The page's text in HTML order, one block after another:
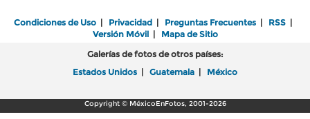
Condiciones de Uso | Privacidad | Preguntas Frecuentes | RSS |
Versión Móvil| Mapa de Sitio
Galerías de fotos de otros países:
Estados Unidos | Guatemala | México
Copyright © MéxicoEnFotos, 2001-2026